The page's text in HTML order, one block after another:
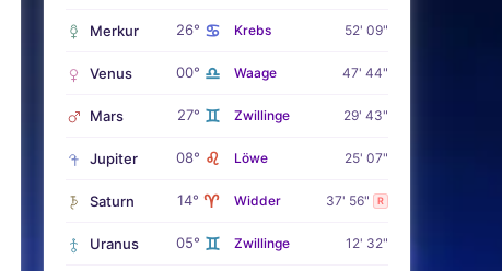
Merkur 26° ♋ Krebs 52' 09"
Venus 00° ♎ Waage 47' 44"
Mars 27° ♊ Zwillinge 29' 43"
Jupiter 08° ♌ Löwe 25' 07"
Saturn 14° ♈ Widder 37' 56" R
Uranus 05° ♊ Zwillinge 12' 32"